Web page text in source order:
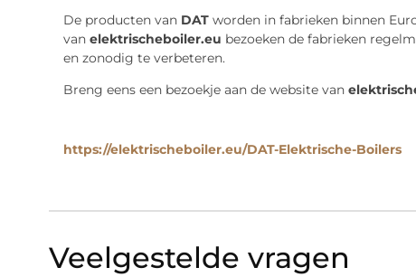
De producten van DATworden in fabrieken binnen
van elektrischeboiler.eu bezoeken de fabrieken
en zonodig te verbeteren.
Breng eens een bezoekje aan de website van
https://elektrischeboiler.eu/DAT-Elektrische-Boilers
Veelgestelde vragen